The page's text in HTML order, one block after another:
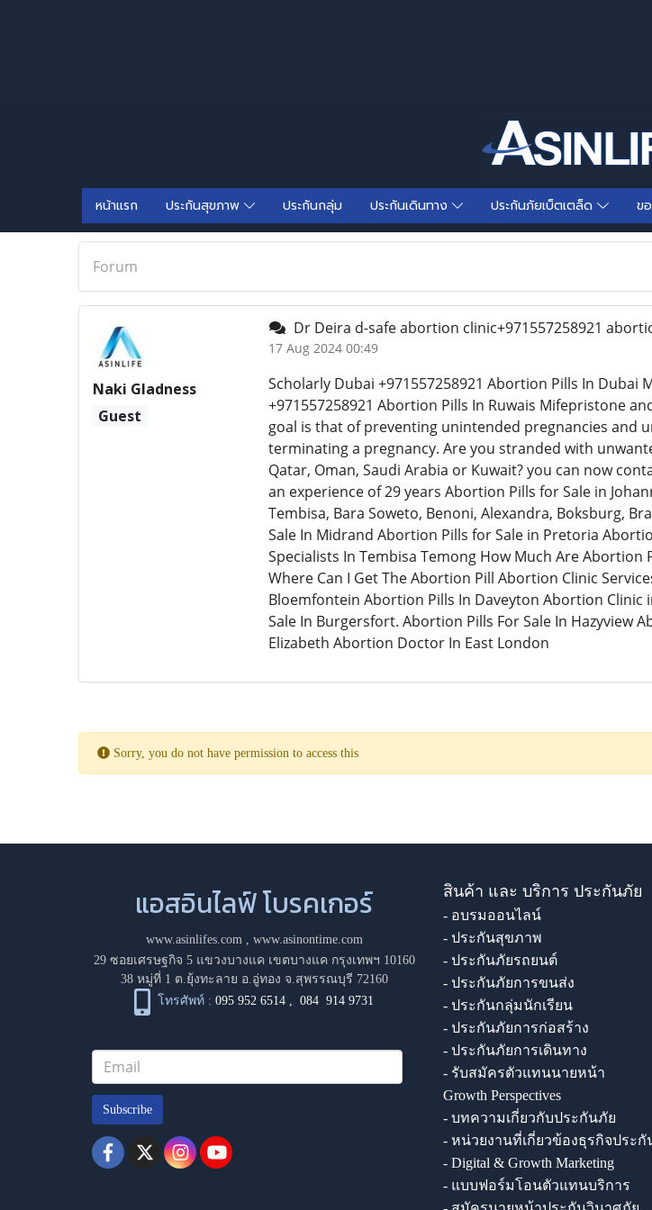
หน้าแรก ประกันสุขภาพ ประกันกลุ่ม ประกันเดินทาง ประกันภัยเบ็ตเตล็ด ข
Forum
Naki Gladness
Guest
Dr Deira d-safe abortion clinic+971557258921
17 Aug 2024 00:49
Scholarly Dubai +971557258921 Abortion Pills In
+971557258921 Abortion Pills In Ruwais Mifepristone
goal is that of preventing unintended pregnancies and
terminating a pregnancy. Are you stranded with
Qatar, Oman, Saudi Arabia or Kuwait? you can now
an experience of 29 years Abortion Pills for Sale in
Tembisa, Bara Soweto, Benoni, Alexandra, Boksburg,
Sale In Midrand Abortion Pills for Sale in Pretoria
Specialists In Tembisa Temong How Much Are
Where Can I Get The Abortion Pill Abortion Clinic
Bloemfontein Abortion Pills In Daveyton Abortion
Sale In Burgersfort. Abortion Pills For Sale In Hazyview
Elizabeth Abortion Doctor In East London
Sorry, you do not have permission to access this
แอสอินไลฟ์ โบรคเกอร์
www.asinlifes.com, www.asinontime.com
29 ซอยเศรษฐกิจ 5 แขวงบางแค เขตบางแค กรุงเทพฯ 10160
38 หมู่ที่ 1 ต.ยุ้งทะลาย อ.อู่ทอง จ.สุพรรณบุรี 72160
โทรศัพท์ : 095 952 6514 ,084 914 9731
Subscribe
สินค้า และ บริการ ประกันภัย
- อบรมออนไลน์
- ประกันสุขภาพ
- ประกันภัยรถยนต์
- ประกันภัยการขนส่ง
- ประกันกลุ่มนักเรียน
- ประกันภัยการก่อสร้าง
- ประกันภัยการเดินทาง
- รับสมัครตัวแทนนายหน้า
Growth Perspectives
- บทความเกี่ยวกับประกันภัย
- หน่วยงานที่เกี่ยวข้องธุรกิจประกั
- Digital & Growth Marketing
- แบบฟอร์มโอนตัวแทนบริการ